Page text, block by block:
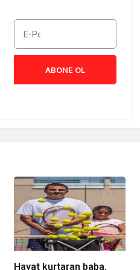
ABONE OL
Hayat kurtaran baba,